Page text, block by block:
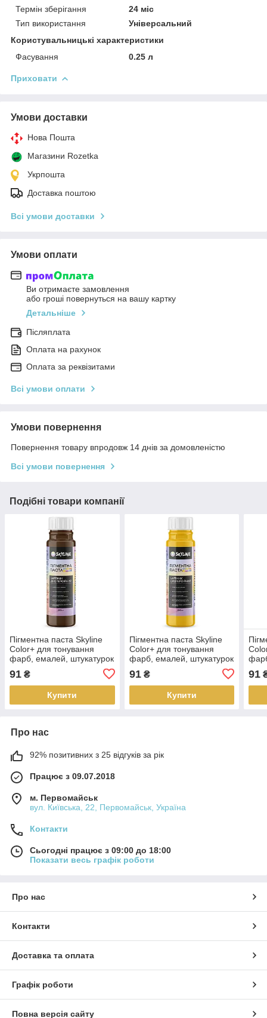
Термін зберігання
24 міс
Тип використання
Універсальний
Користувальницькі характеристики
Фасування
0.25 л
Приховати
Умови доставки
Нова Пошта
Магазини Rozetka
Укрпошта
Доставка поштою
Всі умови доставки
Умови оплати
Ви отримаєте замовлення
або гроші повернуться на вашу картку
Детальніше
Післяплата
Оплата на рахунок
Оплата за реквізитами
Всі умови оплати
Умови повернення
Повернення товару впродовж 14 днів за домовленістю
Всі умови повернення
Подібні товари компанії
Пігментна паста Skyline
Color+ для тонування
фарб, емалей, штукатурок
15 Темно-коричневий 250
мл
91 ₴
Купити
Пігментна паста Skyline
Color+ для тонування
фарб, емалей, штукатурок
91₴
Купити
91
Про нас
92% позитивних з 25 відгуків за рік
Працює з 09.07.2018
м. Первомайськ
вул. Київська, 22, Первомайськ, Україна
Контакти
Сьогодні працює з 09:00 до 18:00
Показати весь графік роботи
Про нас
Контакти
Доставка та оплата
Графік роботи
Повна версія сайту